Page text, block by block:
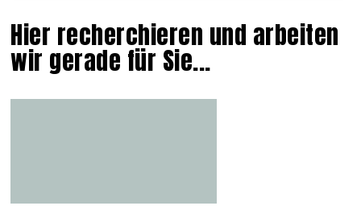
Hier recherchieren und arbeiten
wir gerade für Sie...